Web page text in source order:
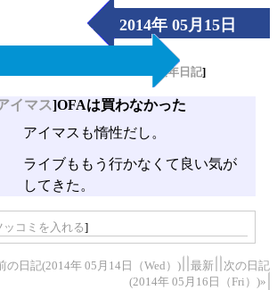
2014年 05月15日
（Thu）
長年日記]
イマス]OFAは買わなかった
アイマスも惰性だし。
ライブももう行かなくて良い気が
してきた。
ッコミを入れる]
の日記(2014年 05月14日（Wed）) 最新
次の日記
(2014年 05月16日（Fri）)»